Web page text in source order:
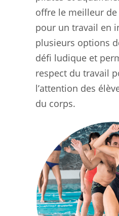
offre le meilleur de
pour un travail en
plusieurs options
défi ludique et
respect du travail
l’attention des
du corps.